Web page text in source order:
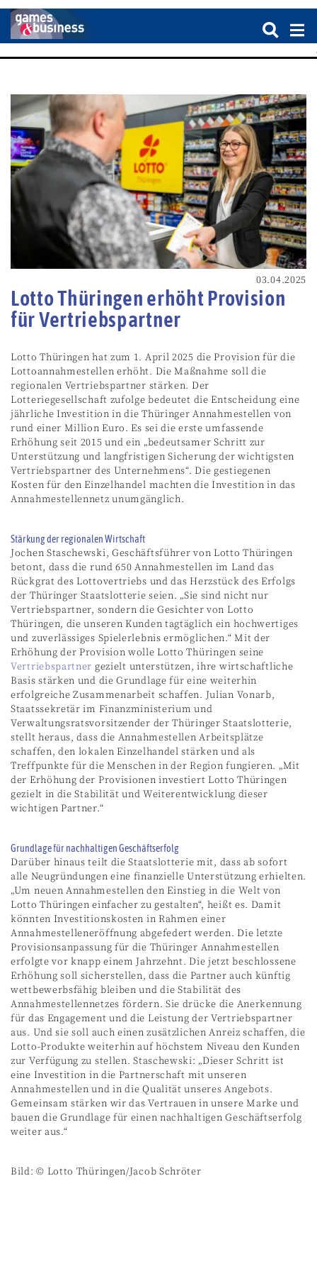
03.04.2025
Lotto Thüringen erhöht Provision
für Vertriebspartner
Lotto Thüringen hat zum 1. April 2025 die Provision für die
Lottoannahmestellen erhöht. Die Maßnahme soll die
regionalen Vertriebspartner stärken. Der
Lotteriegesellschaft zufolge bedeutet die Entscheidung eine
jährliche Investition in die Thüringer Annahmestellen von
rund einer Million Euro. Es sei die erste umfassende
Erhöhung seit 2015 und ein „bedeutsamer Schritt zur
Unterstützung und langfristigen Sicherung der wichtigsten
Vertriebspartner des Unternehmens“. Die gestiegenen
Kosten für den Einzelhandel machten die Investition in das
Annahmestellennetz unumgänglich.
Stärkung der regionalen Wirtschaft
Jochen Staschewski, Geschäftsführer von Lotto Thüringen
betont, dass die rund 650 Annahmestellen im Land das
Rückgrat des Lottovertriebs und das Herzstück des Erfolgs
der Thüringer Staatslotterie seien. „Sie sind nicht nur
Vertriebspartner, sondern die Gesichter von Lotto
Thüringen, die unseren Kunden tagtäglich ein hochwertiges
und zuverlässiges Spielerlebnis ermöglichen.“ Mit der
Erhöhung der Provision wolle Lotto Thüringen seine
Vertriebspartner gezielt unterstützen, ihre wirtschaftliche
Basis stärken und die Grundlage für eine weiterhin
erfolgreiche Zusammenarbeit schaffen. Julian Vonarb,
Staatssekretär im Finanzministerium und
Verwaltungsratsvorsitzender der Thüringer Staatslotterie,
stellt heraus, dass die Annahmestellen Arbeitsplätze
schaffen, den lokalen Einzelhandel stärken und als
Treffpunkte für die Menschen in der Region fungieren. „Mit
der Erhöhung der Provisionen investiert Lotto Thüringen
gezielt in die Stabilität und Weiterentwicklung dieser
wichtigen Partner.“
Grundlage für nachhaltigen Geschäftserfolg
Darüber hinaus teilt die Staatslotterie mit, dass ab sofort
alle Neugründungen eine finanzielle Unterstützung erhielten.
„Um neuen Annahmestellen den Einstieg in die Welt von
Lotto Thüringen einfacher zu gestalten“, heißt es. Damit
könnten Investitionskosten in Rahmen einer
Annahmestelleneröffnung abgefedert werden. Die letzte
Provisionsanpassung für die Thüringer Annahmestellen
erfolgte vor knapp einem Jahrzehnt. Die jetzt beschlossene
Erhöhung soll sicherstellen, dass die Partner auch künftig
wettbewerbsfähig bleiben und die Stabilität des
Annahmestellennetzes fördern. Sie drücke die Anerkennung
für das Engagement und die Leistung der Vertriebspartner
aus. Und sie soll auch einen zusätzlichen Anreiz schaffen, die
Lotto-Produkte weiterhin auf höchstem Niveau den Kunden
zur Verfügung zu stellen. Staschewski: „Dieser Schritt ist
eine Investition in die Partnerschaft mit unseren
Annahmestellen und in die Qualität unseres Angebots.
Gemeinsam stärken wir das Vertrauen in unsere Marke und
bauen die Grundlage für einen nachhaltigen Geschäftserfolg
weiter aus.“
Bild: © Lotto Thüringen/Jacob Schröter